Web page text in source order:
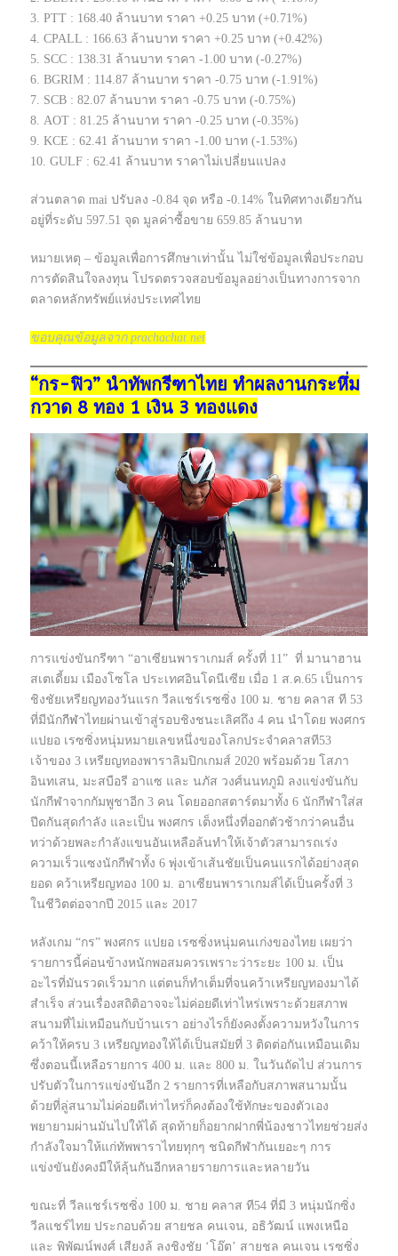
3. PTT : 168.40 ล้านบาท ราคา +0.25 บาท (+0.71%)
4. CPALL : 166.63 ล้านบาท ราคา +0.25 บาท (+0.42%)
5. SCC : 138.31 ล้านบาท ราคา -1.00 บาท (-0.27%)
6. BGRIM : 114.87 ล้านบาท ราคา -0.75 บาท (-1.91%)
7. SCB : 82.07 ล้านบาท ราคา -0.75 บาท (-0.75%)
8. AOT : 81.25 ล้านบาท ราคา -0.25 บาท (-0.35%)
9. KCE : 62.41 ล้านบาท ราคา -1.00 บาท (-1.53%)
10. GULF : 62.41 ล้านบาท ราคาไม่เปลี่ยนแปลง
ส่วนตลาด mai ปรับลง -0.84 จุด หรือ -0.14% ในทิศทางเดียวกัน
อยู่ที่ระดับ 597.51 จุด มูลค่าซื้อขาย 659.85 ล้านบาท
หมายเหตุ – ข้อมูลเพื่อการศึกษาเท่านั้น ไม่ใช่ข้อมูลเพื่อประกอบ
การตัดสินใจลงทุน โปรดตรวจสอบข้อมูลอย่างเป็นทางการจาก
ตลาดหลักทรัพย์แห่งประเทศไทย
ขอบคุณข้อมูลจาก prachachat.net
“กร-ฟิว” นำทัพกรีฑาไทย ทำผลงานกระหึ่ม
กวาด 8 ทอง 1 เงิน 3 ทองแดง
การแข่งขันกรีฑา “อาเซียนพาราเกมส์ ครั้งที่ 11” ที่ มานาฮาน
สเตเดี้ยม เมืองโซโล ประเทศอินโดนีเซีย เมื่อ 1 ส.ค.65 เป็นการ
ชิงชัยเหรียญทองวันแรก วีลแชร์เรซซิ่ง 100 ม.​ ชาย​ คลาส​ ที 53
ที่มีนักกีฬาไทยผ่านเข้าสู่รอบชิงชนะเลิศถึง 4 คน นำโดย พงศกร
แปยอ เรซซิ่งหนุ่มหมายเลขหนึ่งของโลกประจำคลาสที53
เจ้าของ 3 เหรียญทองพาราลิมปิกเกมส์ 2020 พร้อมด้วย โสภา
อินทเสน,​ มะสบือรี อาแซ และ นภัส วงศ์นนทภูมิ ลงแข่งขันกับ
นักกีฬาจากกัมพูชาอีก 3 คน โดยออกสตาร์ตมาทั้ง 6 นักกีฬาใส่ส
ปีดกันสุดกำลัง และเป็น พงศกร เต็งหนึ่งที่ออกตัวช้ากว่าคนอื่น
ทว่าด้วยพละกำลังแขนอันเหลือล้นทำให้เจ้าตัวสามารถเร่ง
ความเร็วแซงนักกีฬาทั้ง 6 พุ่งเข้าเส้นชัยเป็นคนแรกได้อย่างสุด
ยอด คว้าเหรียญทอง​ 100 ม.​ อาเซียนพาราเกมส์ได้เป็นครั้งที่​ 3
ในชีวิตต่อจากปี 2015 และ 2017
หลังเกม “กร” พงศกร แปยอ เรซซิ่งหนุ่มคนเก่งของไทย เผยว่า
รายการนี้ค่อนข้างหนักพอสมควรเพราะว่าระยะ 100 ม.​ เป็น
อะไรที่มันรวดเร็วมาก แต่ตนก็ทำเต็มที่จนคว้าเหรียญทองมาได้
สำเร็จ​ ส่วนเรื่องสถิติอาจจะไม่ค่อยดีเท่าไหร่เพราะด้วยสภาพ
สนามที่ไม่เหมือนกับบ้านเรา อย่างไรก็ยังคงตั้งความหวังในการ
คว้าให้ครบ 3 เหรียญทองให้ได้เป็นสมัยที่ 3 ติดต่อกันเหมือนเดิม
ซึ่งตอนนี้เหลือรายการ 400 ม.​ และ 800 ม.​ ในวันถัดไป ส่วนการ
ปรับตัวในการแข่งขันอีก 2 รายการที่เหลือกับสภาพสนามนั้น
ด้วยที่ลู่สนามไม่ค่อยดีเท่าไหร่ก็คงต้องใช้ทักษะของตัวเอง
พยายามผ่านมันไปให้ได้ สุดท้ายก็อยากฝากพี่น้องชาวไทยช่วยส่ง
กำลังใจมาให้แก่ทัพพาราไทยทุกๆ ชนิดกีฬากันเยอะๆ การ
แข่งขันยังคงมีให้ลุ้นกันอีกหลายรายการและหลายวัน
ขณะที่ วีลแชร์เรซซิ่ง 100 ม.​ ชาย​ คลาส​ ที54 ที่มี 3 หนุ่มนักซิ่ง
วีลแชร์ไทย ประกอบด้วย สายชล คนเจน, อธิวัฒน์ แพงเหนือ
และ พิพัฒน์พงศ์ เสียงล้ ลงชิงชัย ‘โอ๊ต’ สายชล คนเจน เรซซิ่ง